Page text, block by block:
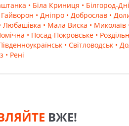
• Біла Криниця • Білгород-
Гайворон • Дніпро • Доброслав •
Любашівка • Мала Виска • Миколаїв
• Посад-Покровське •
• Світловодськ •
• Рені
ВЖЕ!